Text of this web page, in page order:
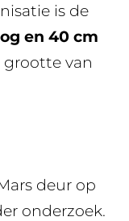
is de
en 40 cm
grootte van
deur op
onderzoek.